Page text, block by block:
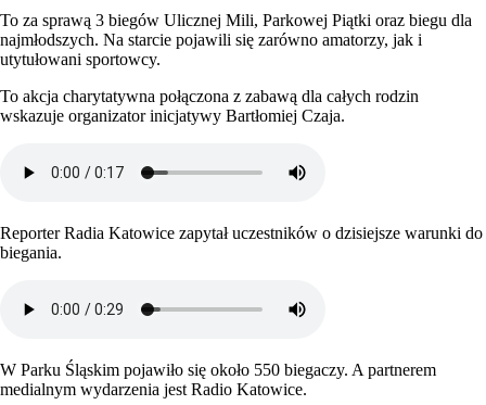
To za sprawą 3 biegów Ulicznej Mili, Parkowej Piątki oraz biegu dla
najmłodszych. Na starcie pojawili się zarówno amatorzy, jak i
utytułowani sportowcy.
To akcja charytatywna połączona z zabawą dla całych rodzin
wskazuje organizator inicjatywy Bartłomiej Czaja.
Reporter Radia Katowice zapytał uczestników o dzisiejsze warunki do
biegania.
W Parku Śląskim pojawiło się około 550 biegaczy. A partnerem
medialnym wydarzenia jest Radio Katowice.